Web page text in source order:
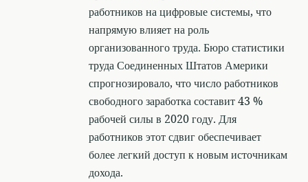
работников на цифровые системы, что
напрямую влияет на роль
организованного труда. Бюро статистики
труда Соединенных Штатов Америки
спрогнозировало, что число работников
свободного заработка составит 43 %
рабочей силы в 2020 году. Для
работников этот сдвиг обеспечивает
более легкий доступ к новым источникам
дохода.